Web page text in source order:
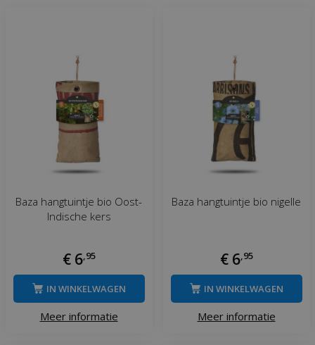
Baza hangtuintje bio Oost-
Indische kers
€ 6 95
Meer informatie
IN WINKELWAGEN
Baza hangtuintje bio nigelle
€ 6 95
Meer informatie
IN WINKELWAGEN